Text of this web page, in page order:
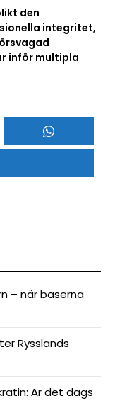
den
integritet,
inför multipla
– när baserna
Rysslands
Är det dags